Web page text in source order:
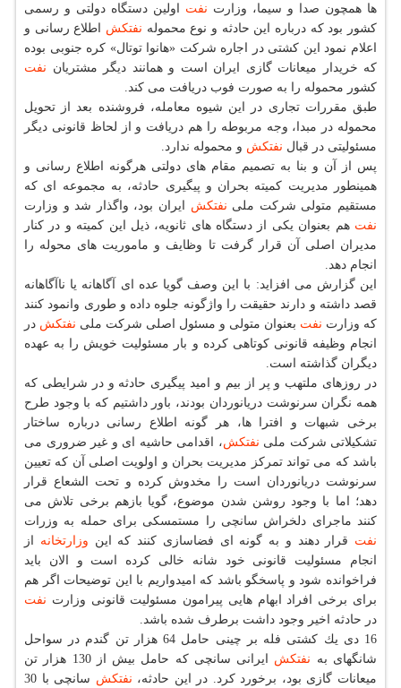
ها همچون صدا و سیما، وزارت نفت اولین دستگاه دولتی و رسمی
كشور بود كه درباره این حادثه و نوع محموله نفتكش اطلاع رسانی و
اعلام نمود این كشتی در اجاره شركت «هانوا توتال» كره جنوبی بوده
كه خریدار میعانات گازی ایران است و همانند دیگر مشتریان نفت
كشور محموله را به صورت فوب دریافت می كند.
طبق مقررات تجاری در این شیوه معامله، فروشنده بعد از تحویل
محموله در مبدا، وجه مربوطه را هم دریافت و از لحاظ قانونی دیگر
مسئولیتی در قبال نفتكش و محموله ندارد.
پس از آن و بنا به تصمیم مقام های دولتی هرگونه اطلاع رسانی و
همینطور مدیریت كمیته بحران و پیگیری حادثه، به مجموعه ای كه
مستقیم متولی شركت ملی نفتكش ایران بود، واگذار شد و وزارت
نفت هم بعنوان یكی از دستگاه های ثانویه، ذیل این كمیته و در كنار
مدیران اصلی آن قرار گرفت تا وظایف و ماموریت های محوله را
انجام دهد.
این گزارش می افزاید: با این وصف گویا عده ای آگاهانه یا ناآگاهانه
قصد داشته و دارند حقیقت را واژگونه جلوه داده و طوری وانمود كنند
كه وزارت نفت بعنوان متولی و مسئول اصلی شركت ملی نفتكش در
انجام وظیفه قانونی كوتاهی كرده و بار مسئولیت خویش را به عهده
دیگران گذاشته است.
در روزهای ملتهب و پر از بیم و امید پیگیری حادثه و در شرایطی كه
همه نگران سرنوشت دریانوردان بودند، باور داشتیم كه با وجود طرح
برخی شبهات و افترا ها، هر گونه اطلاع رسانی درباره ساختار
تشكیلاتی شركت ملی نفتكش، اقدامی حاشیه ای و غیر ضروری می
باشد كه می تواند تمركز مدیریت بحران و اولویت اصلی آن كه تعیین
سرنوشت دریانوردان است را مخدوش كرده و تحت الشعاع قرار
دهد؛ اما با وجود روشن شدن موضوع، گویا بازهم برخی تلاش می
كنند ماجرای دلخراش سانچی را مستمسكی برای حمله به وزرات
نفت قرار دهند و به گونه ای فضاسازی كنند كه این وزارتخانه از
انجام مسئولیت قانونی خود شانه خالی كرده است و الان باید
فراخوانده شود و پاسخگو باشد كه امیدواریم با این توضیحات اگر هم
برای برخی افراد ابهام هایی پیرامون مسئولیت قانونی وزارت نفت
در حادثه اخیر وجود داشت برطرف شده باشد.
16 دی یك كشتی فله بر چینی حامل 64 هزار تن گندم در سواحل
شانگهای به نفتكش
ایرانی سانچی كه حامل بیش از 130 هزار تن
میعانات گازی بود، برخورد كرد. در این حادثه، نفتكش سانچی با 30